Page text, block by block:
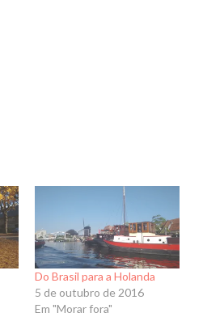
Do Brasil para a Holanda
5 de outubro de 2016
Em "Morar fora"